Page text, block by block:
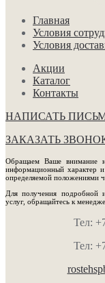
Главная
Условия
Условия
Акции
Каталог
Контакты
НАПИСАТЬ
ЗАКАЗАТЬ
Обращаем Ваше внимание
информационный характер
определяемой положениями
Для получения подробной
услуг, обращайтесь к
Тел:
Тел: